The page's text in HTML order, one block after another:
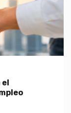
el